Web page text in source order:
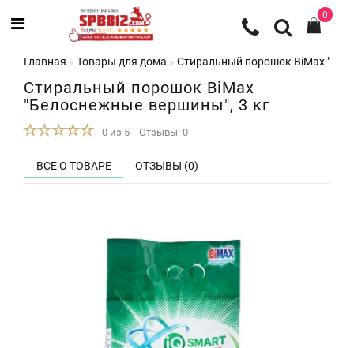
0
Главная Товары для дома Стиральный порошок BiMax
Стиральный порошок BiMax
"Белоснежные вершины", 3 кг
0 из 5 Отзывы: 0
ВСЕ О ТОВАРЕ ОТЗЫВЫ (0)